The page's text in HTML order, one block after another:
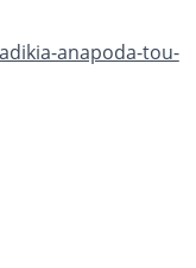
anapoda-tou-